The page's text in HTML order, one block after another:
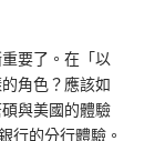
要了。在「以
角色？應該如
與美國的體驗
行的分行體驗。